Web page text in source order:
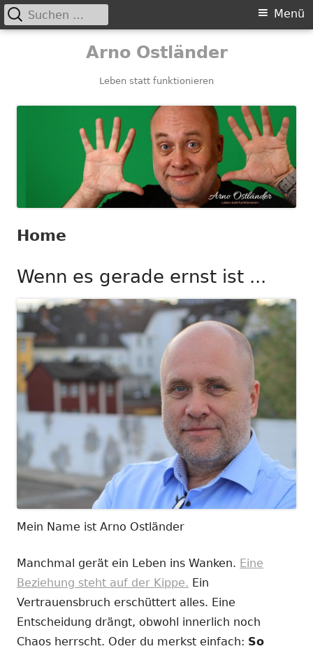
Arno Ostländer
Leben statt funktionieren
Primäres
Menü
Suchen
nach:
Home
Wenn es gerade ernst ist ...
Mein Name ist Arno Ostländer
Manchmal gerät ein Leben ins Wanken. Eine
Beziehung steht auf der Kippe. Ein
Vertrauensbruch erschüttert alles. Eine
Entscheidung drängt, obwohl innerlich noch
Chaos herrscht. Oder du merkst einfach: So